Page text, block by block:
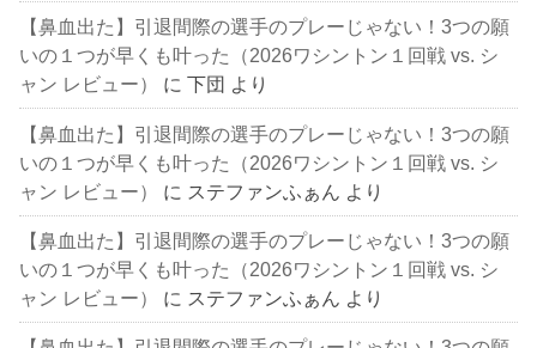
【鼻血出た】引退間際の選手のプレーじゃない！3つの願
いの１つが早くも叶った（2026ワシントン１回戦 vs. シ
ャン レビュー）
に下団 より
【鼻血出た】引退間際の選手のプレーじゃない！3つの願
いの１つが早くも叶った（2026ワシントン１回戦 vs. シ
ャン レビュー）
に ステファンふぁん より
【鼻血出た】引退間際の選手のプレーじゃない！3つの願
いの１つが早くも叶った（2026ワシントン１回戦 vs. シ
ャン レビュー）
に ステファンふぁん より